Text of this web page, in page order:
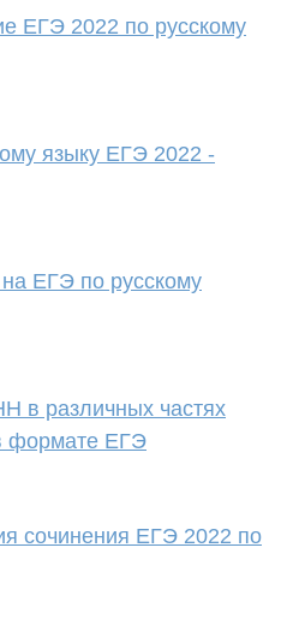
ЕГЭ 2022 по русскому
языку ЕГЭ 2022 -
ЕГЭ по русскому
в различных частях
формате ЕГЭ
сочинения ЕГЭ 2022 по